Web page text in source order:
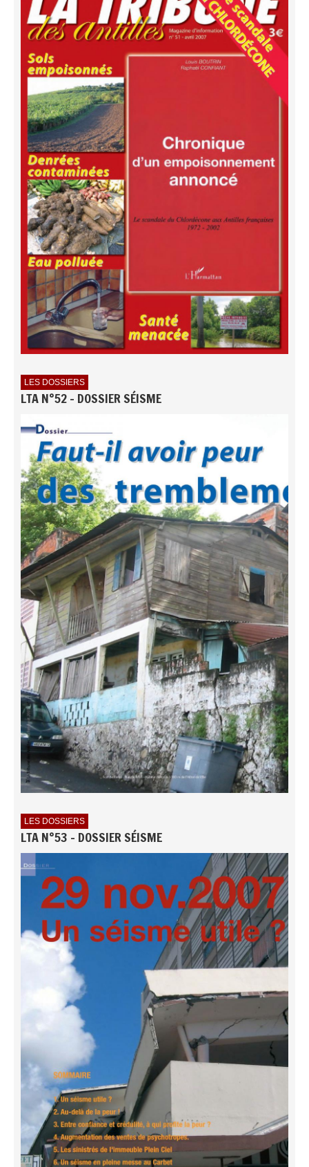
LES DOSSIERS
LTA N°52 - DOSSIER SÉISME
LES DOSSIERS
LTA N°53 - DOSSIER SÉISME